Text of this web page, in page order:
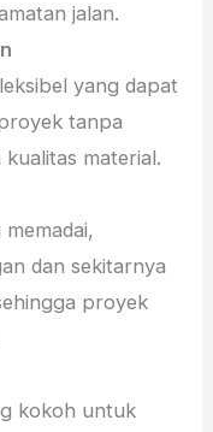
jalan.
yang dapat
tanpa
material.
dan sekitarnya
proyek
kokoh untuk